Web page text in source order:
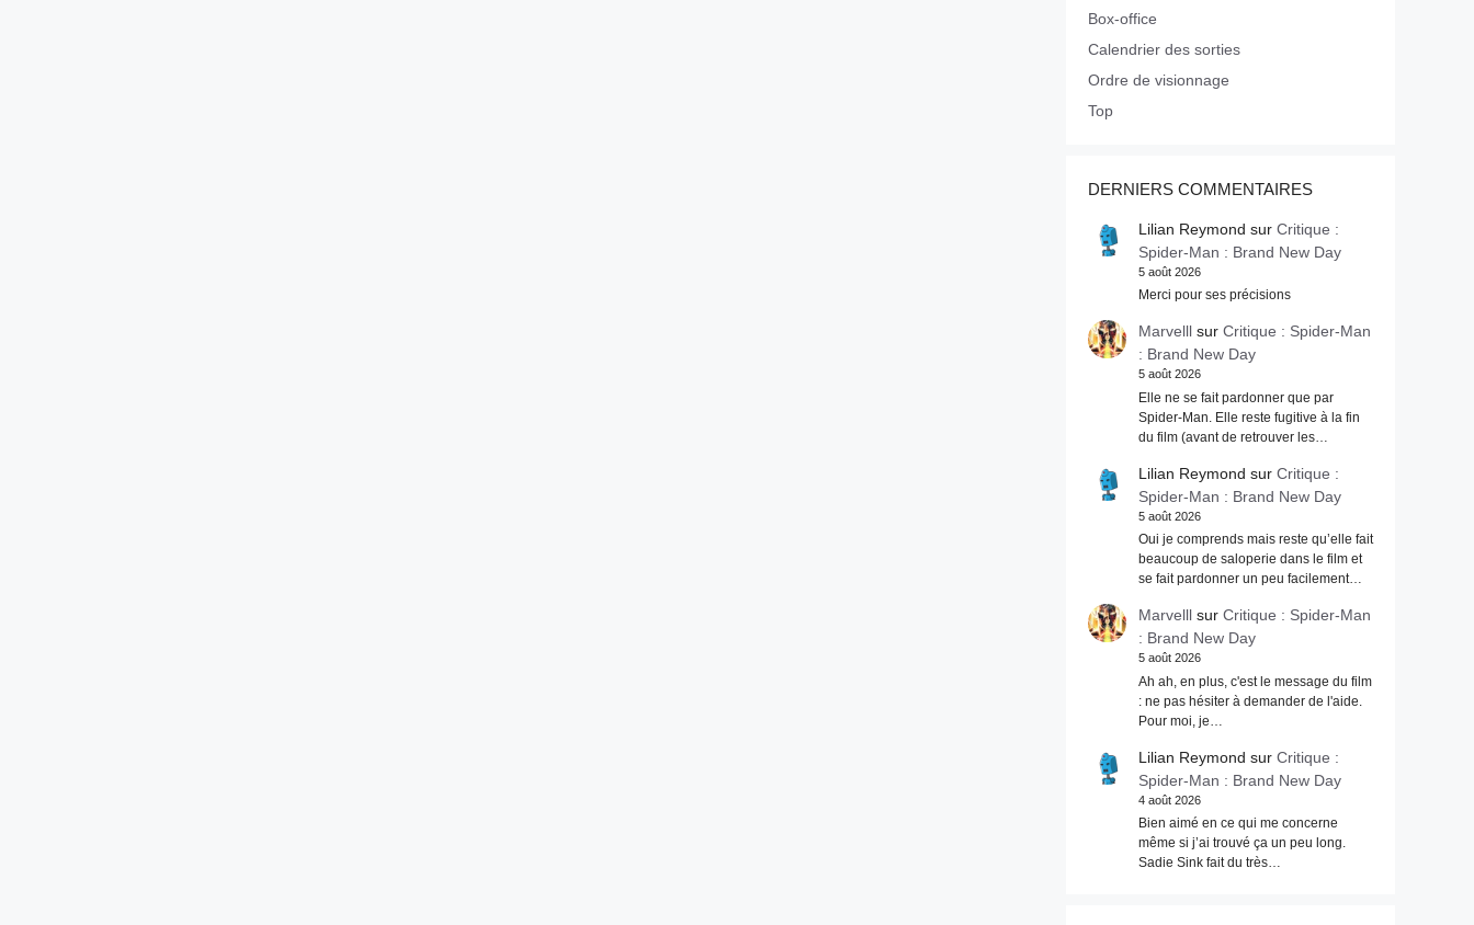
Box-office
Calendrier des sorties
Ordre de visionnage
Top
DERNIERS COMMENTAIRES
Lilian Reymond sur Critique :
Spider-Man : Brand New Day
5 août 2026
Merci pour ses précisions
Marvelllsur Critique : Spider-Man
: Brand New Day
5 août 2026
Elle ne se fait pardonner que par
Spider-Man. Elle reste fugitive à la fin
du film (avant de retrouver les…
Lilian Reymond sur Critique :
Spider-Man : Brand New Day
5 août 2026
Oui je comprends mais reste qu’elle fait
beaucoup de saloperie dans le film et
se fait pardonner un peu facilement…
Marvelllsur Critique : Spider-Man
: Brand New Day
5 août 2026
Ah ah, en plus, c'est le message du film
: ne pas hésiter à demander de l'aide.
Pour moi, je…
Lilian Reymond sur Critique :
Spider-Man : Brand New Day
4 août 2026
Bien aimé en ce qui me concerne
même si j’ai trouvé ça un peu long.
Sadie Sink fait du très…